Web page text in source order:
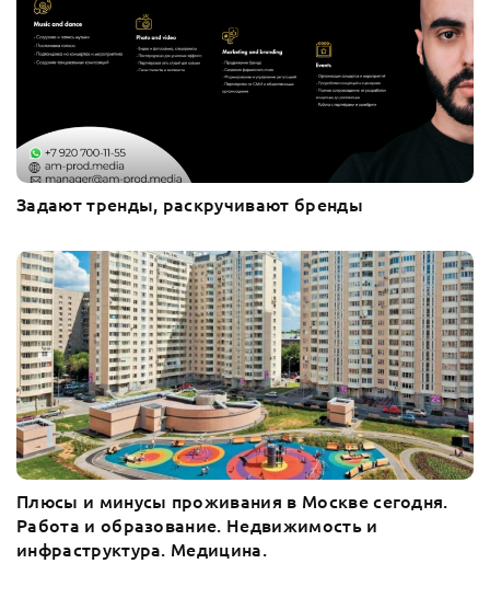
Задают тренды, раскручивают бренды
Плюсы и минусы проживания в Москве сегодня.
Работа и образование. Недвижимость и
инфраструктура. Медицина.